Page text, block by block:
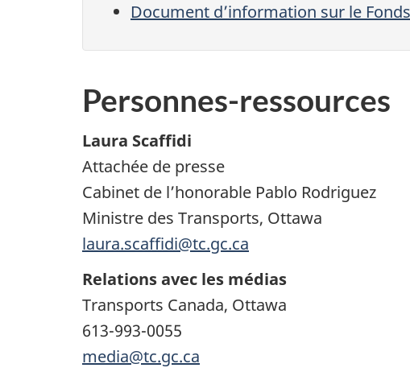
Document d’information sur le
Personnes-ressources
Laura Scaffidi
Attachée de presse
Cabinet de l’honorable Pablo Rodriguez
Ministre des Transports, Ottawa
laura.scaffidi@tc.gc.ca
Relations avec les médias
Transports Canada, Ottawa
613-993-0055
media@tc.gc.ca